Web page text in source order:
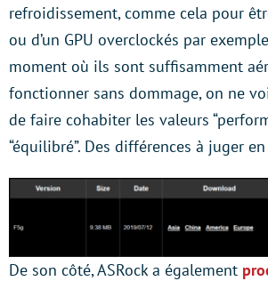
refroidissement, comme cela pour
ou d’un GPU overclockés par
moment où ils sont suffisamment
fonctionner sans dommage, on ne
de faire cohabiter les valeurs
“équilibré”. Des différences à juger
De son côté, ASRock a également